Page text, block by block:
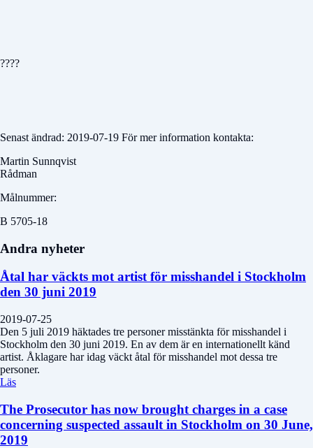
????
Senast ändrad: 2019-07-19 För mer information kontakta:
Martin Sunnqvist
Rådman
Målnummer:
B 5705-18
Andra nyheter
Åtal har väckts mot artist för misshandel i Stockholm
den 30 juni 2019
2019-07-25
Den 5 juli 2019 häktades tre personer misstänkta för misshandel i
Stockholm den 30 juni 2019. En av dem är en internationellt känd
artist. Åklagare har idag väckt åtal för misshandel mot dessa tre
personer.
Läs
The Prosecutor has now brought charges in a case
concerning suspected assault in Stockholm on 30 June,
2019